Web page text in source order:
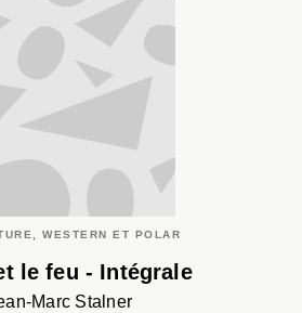
WESTERN ET POLAR
le feu - Intégrale
Marc Stalner